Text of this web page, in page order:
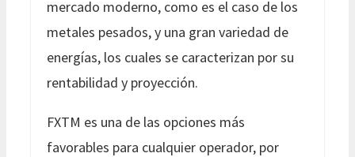
mercado moderno, como es el caso de los
metales pesados, y una gran variedad de
energías, los cuales se caracterizan por su
rentabilidad y proyección.
FXTM es una de las opciones más
favorables para cualquier operador, por